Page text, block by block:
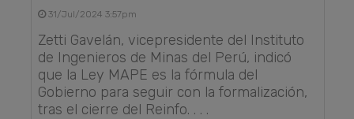
31/Jul/2024 3:57pm
Zetti Gavelán, vicepresidente del Instituto
de Ingenieros de Minas del Perú, indicó
que la Ley MAPE es la fórmula del
Gobierno para seguir con la formalización,
tras el cierre del Reinfo. . . .